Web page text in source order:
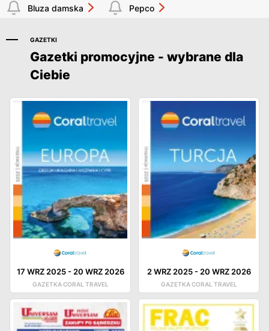
Bluza damska Pepco
GAZETKI
Gazetki promocyjne - wybrane dla
Ciebie
17 WRZ 2025-20 WRZ 2026
GAZETKA CORAL TRAVEL
2 WRZ 2025-20 WRZ 2026
GAZETKA CORAL TRAVEL